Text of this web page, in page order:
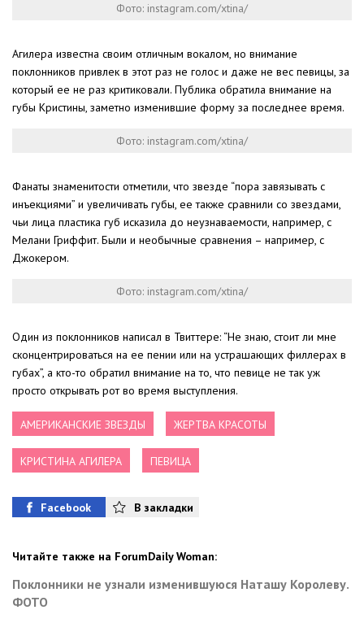
Фото: instagram.com/xtina/
Агилера известна своим отличным вокалом, но внимание
поклонников привлек в этот раз не голос и даже не вес певицы, за
который ее не раз критиковали. Публика обратила внимание на
губы Кристины, заметно изменившие форму за последнее время.
Фото: instagram.com/xtina/
Фанаты знаменитости отметили, что звезде “пора завязывать с
инъекциями” и увеличивать губы, ее также сравнили со звездами,
чьи лица пластика губ исказила до неузнаваемости, например, с
Мелани Гриффит. Были и необычные сравнения – например, с
Джокером.
Фото: instagram.com/xtina/
Один из поклонников написал в Твиттере: “Не знаю, стоит ли мне
сконцентрироваться на ее пении или на устрашающих филлерах в
губах”, а кто-то обратил внимание на то, что певице не так уж
просто открывать рот во время выступления.
АМЕРИКАНСКИЕ ЗВЕЗДЫ ЖЕРТВА КРАСОТЫ
КРИСТИНА АГИЛЕРА ПЕВИЦА
Facebook В закладки
Читайте также на ForumDaily Woman:
Поклонники не узнали изменившуюся Наташу Королеву.
ФОТО